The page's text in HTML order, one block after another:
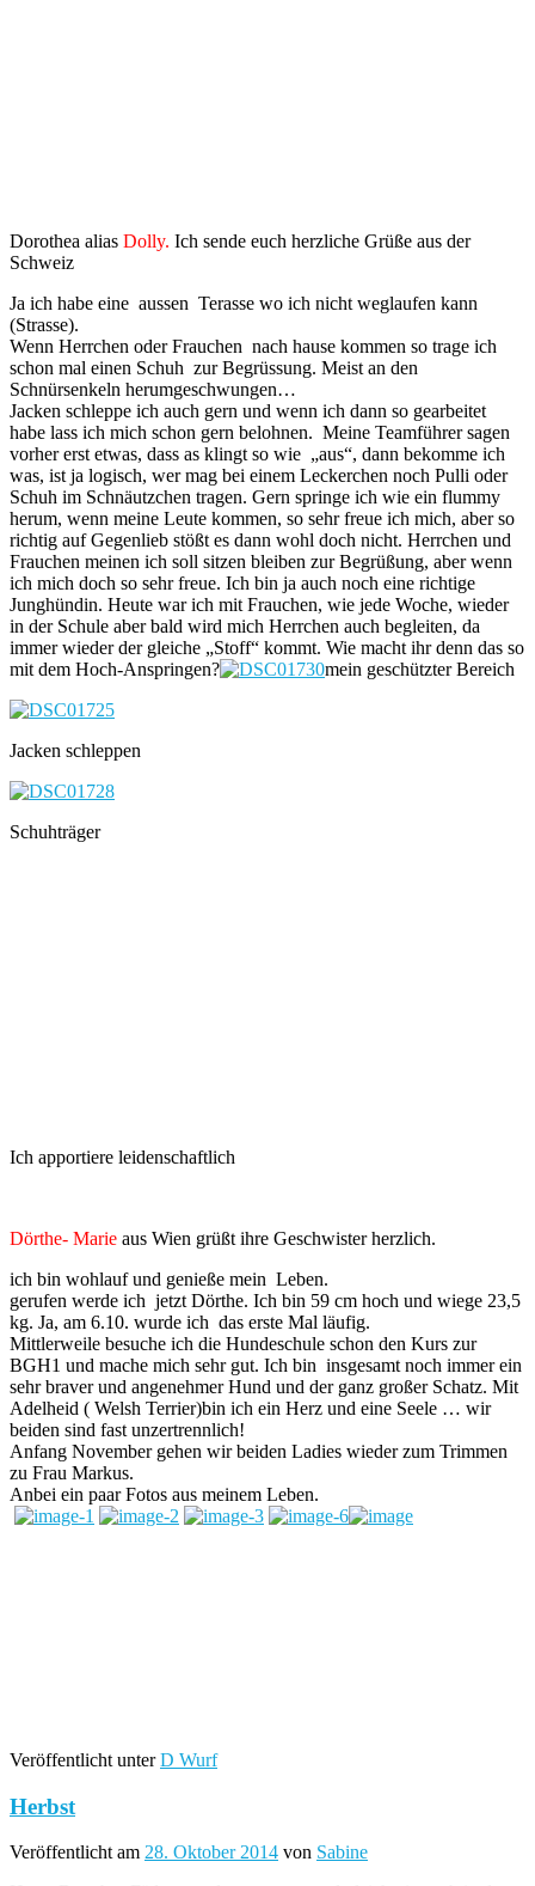
Dorothea alias Dolly. Ich sende euch herzliche Grüße aus der
Schweiz
Ja ich habe eine aussen Terasse wo ich nicht weglaufen kann
(Strasse).
Wenn Herrchen oder Frauchen nach hause kommen so trage ich
schon mal einen Schuh zur Begrüssung. Meist an den
Schnürsenkeln herumgeschwungen…
Jacken schleppe ich auch gern und wenn ich dann so gearbeitet
habe lass ich mich schon gern belohnen. Meine Teamführer sagen
vorher erst etwas, dass as klingt so wie „aus“, dann bekomme ich
was, ist ja logisch, wer mag bei einem Leckerchen noch Pulli oder
Schuh im Schnäutzchen tragen. Gern springe ich wie ein flummy
herum, wenn meine Leute kommen, so sehr freue ich mich, aber so
richtig auf Gegenlieb stößt es dann wohl doch nicht. Herrchen und
Frauchen meinen ich soll sitzen bleiben zur Begrüßung, aber wenn
ich mich doch so sehr freue. Ich bin ja auch noch eine richtige
Junghündin. Heute war ich mit Frauchen, wie jede Woche, wieder
in der Schule aber bald wird mich Herrchen auch begleiten, da
immer wieder der gleiche „Stoff“ kommt. Wie macht ihr denn das so
mit dem Hoch-Anspringen?
mein geschützter Bereich
Jacken schleppen
Schuhträger
Ich apportiere leidenschaftlich
Dörthe- Marie aus Wien grüßt ihre Geschwister herzlich.
ich bin wohlauf und genieße mein Leben.
gerufen werde ich jetzt Dörthe. Ich bin 59 cm hoch und wiege 23,5
kg. Ja, am 6.10. wurde ich das erste Mal läufig.
Mittlerweile besuche ich die Hundeschule schon den Kurs zur
BGH1 und mache mich sehr gut. Ich bin insgesamt noch immer ein
sehr braver und angenehmer Hund und der ganz großer Schatz. Mit
Adelheid ( Welsh Terrier)bin ich ein Herz und eine Seele … wir
beiden sind fast unzertrennlich!
Anfang November gehen wir beiden Ladies wieder zum Trimmen
zu Frau Markus.
Anbei ein paar Fotos aus meinem Leben.
Veröffentlicht unter D Wurf
Herbst
Veröffentlicht am 28. Oktober 2014 von Sabine